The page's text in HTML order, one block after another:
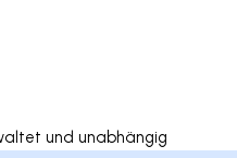
und unabhängig